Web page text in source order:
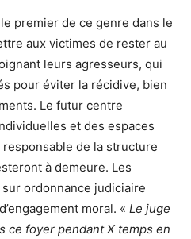
premier de ce genre dans le
aux victimes de rester au
leurs agresseurs, qui
pour éviter la récidive, bien
Le futur centre
et des espaces
de la structure
à demeure. Les
ordonnance judiciaire
moral. « Le juge
ce foyer pendant X temps en